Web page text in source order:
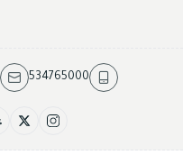
534765000